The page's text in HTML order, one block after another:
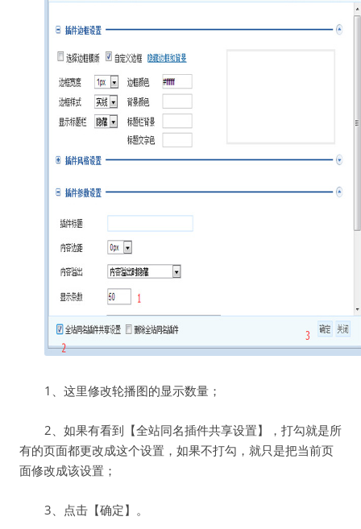
1、这里修改轮播图的显示数量；
2、如果有看到【全站同名插件共享设置】，打勾就是所
有的页面都更改成这个设置，如果不打勾，就只是把当前页
面修改成该设置；
3、点击【确定】。